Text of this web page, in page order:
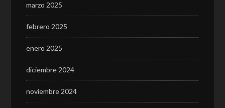
marzo 2025
febrero 2025
enero 2025
diciembre 2024
noviembre 2024